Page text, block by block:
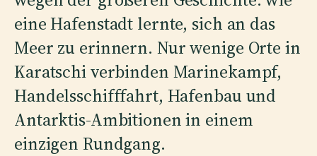
eine Hafenstadt lernte, sich an das
Meer zu erinnern. Nur wenige Orte in
Karatschi verbinden Marinekampf,
Handelsschifffahrt, Hafenbau und
Antarktis-Ambitionen in einem
einzigen Rundgang.